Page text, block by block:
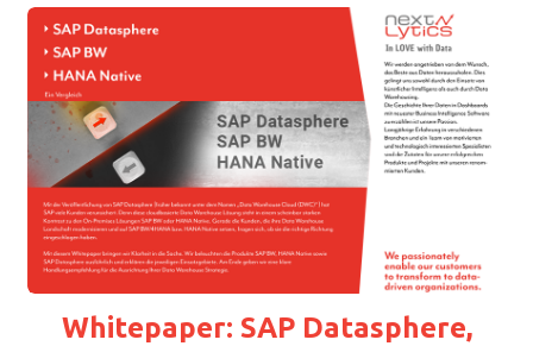
Whitepaper: SAP Datasphere,